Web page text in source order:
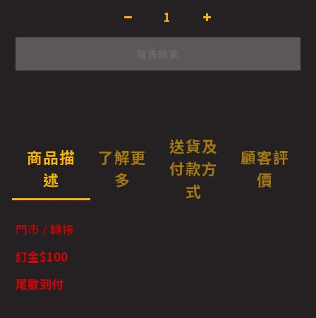
商品描
述
了解更
多
送貨及
付款方
式
顧客評
價
門市 / 轉帳
訂金$100
尾數到付